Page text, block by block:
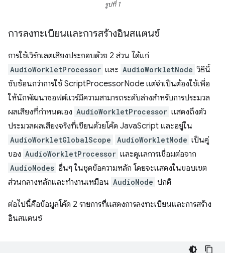
รูปที่ 1
การลงทะเบียนและการสร้างอินสแตนซ์
การใช้เวิร์กเลตเสียงประกอบด้วย 2 ส่วน ได้แก่
AudioWorkletProcessor และ AudioWorkletNode วิธีนี้
ซับซ้อนกว่าการใช้ ScriptProcessorNode แต่จำเป็นต้องใช้เพื่อ
ให้นักพัฒนาซอฟต์แวร์มีความสามารถระดับล่างสำหรับการประมวล
ผลเสียงที่กำหนดเอง AudioWorkletProcessor แสดงถึงตัว
ประมวลผลเสียงจริงที่เขียนด้วยโค้ด JavaScript และอยู่ใน
AudioWorkletGlobalScope AudioWorkletNode เป็นคู่
ของ AudioWorkletProcessor และดูแลการเชื่อมต่อจาก
AudioNodes อื่นๆ ในชุดข้อความหลัก โดยจะแสดงในขอบเขต
ส่วนกลางหลักและทํางานเหมือน AudioNode ปกติ
ต่อไปนี้คือข้อมูลโค้ด 2 รายการที่แสดงการลงทะเบียนและการสร้าง
อินสแตนซ์